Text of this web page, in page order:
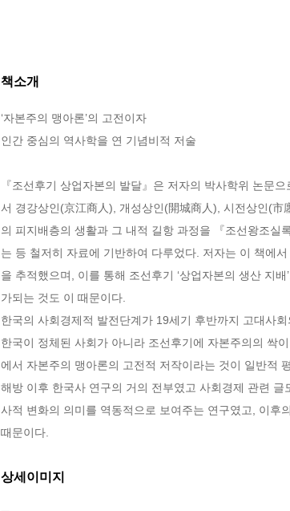
책소개
‘자본주의 맹아론’의 고전이자
인간 중심의 역사학을 연 기념비적 저술
『조선후기 상업자본의 발달』은 저자의 박사학위 논문
서 경강상인(京江商人), 개성상인(開城商人), 시전상인(
의 피지배층의 생활과 그 내적 길항 과정을 『조선왕조
는 등 철저히 자료에 기반하여 다루었다. 저자는 이 책에
을 추적했으며, 이를 통해 조선후기 ‘상업자본의 생산 지
가되는 것도 이 때문이다.
한국의 사회경제적 발전단계가 19세기 후반까지 고대사
한국이 정체된 사회가 아니라 조선후기에 자본주의의 싹
에서 자본주의 맹아론의 고전적 저작이라는 것이 일반적
해방 이후 한국사 연구의 거의 전부였고 사회경제 관련
사적 변화의 의미를 역동적으로 보여주는 연구였고, 이후
때문이다.
상세이미지